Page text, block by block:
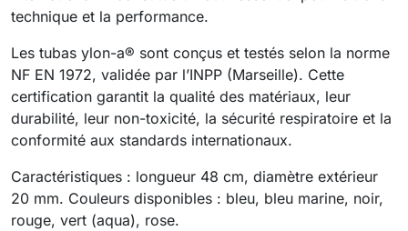
technique et la performance.
Les tubas ylon-a® sont conçus et testés selon la norme
NF EN 1972, validée par l’INPP (Marseille). Cette
certification garantit la qualité des matériaux, leur
durabilité, leur non-toxicité, la sécurité respiratoire et la
conformité aux standards internationaux.
Caractéristiques : longueur 48 cm, diamètre extérieur
20 mm. Couleurs disponibles : bleu, bleu marine, noir,
rouge, vert (aqua), rose.